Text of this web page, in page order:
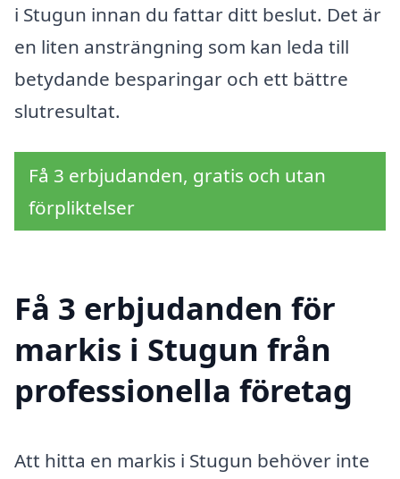
i Stugun innan du fattar ditt beslut. Det är
en liten ansträngning som kan leda till
betydande besparingar och ett bättre
slutresultat.
Få 3 erbjudanden, gratis och utan
förpliktelser
Få 3 erbjudanden för
markis i Stugun från
professionella företag
Att hitta en markis i Stugun behöver inte